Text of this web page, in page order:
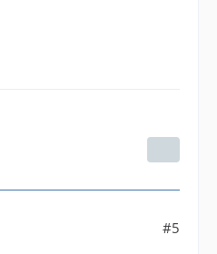
#5